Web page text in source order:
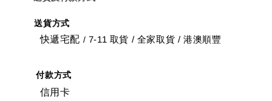
送貨方式
快遞宅配 / 7-11 取貨 / 全家取貨 / 港澳順豐
付款方式
信用卡